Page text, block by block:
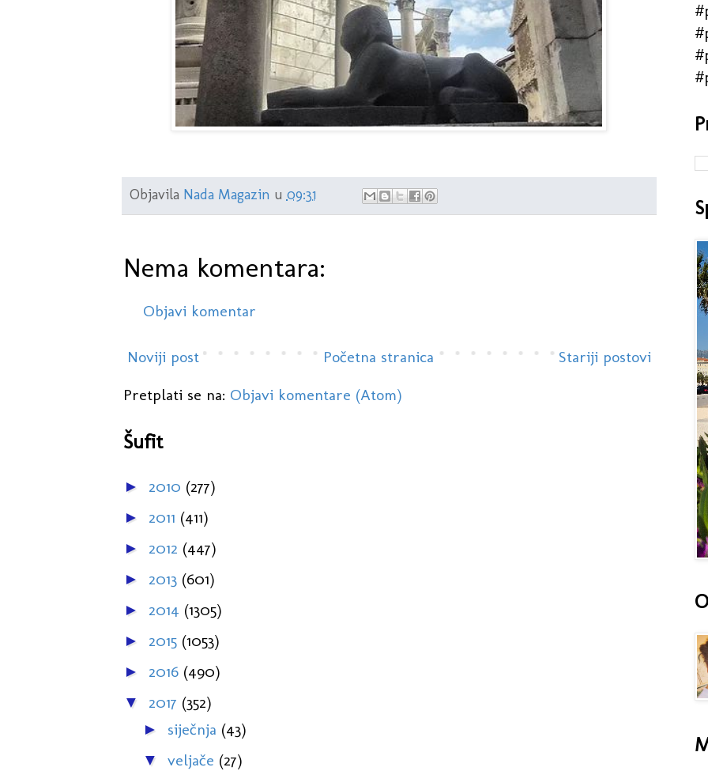
Objavila Nada Magazin u 09:31
Nema komentara:
Objavi komentar
Noviji post Stariji postovi
Početna stranica
Pretplati se na: Objavi komentare (Atom)
Šufit
► 2010 (277)
► 2011 (411)
► 2012 (447)
► 2013 (601)
► 2014 (1305)
► 2015 (1053)
► 2016 (490)
▼ 2017 (352)
► siječnja (43)
▼ veljače (27)